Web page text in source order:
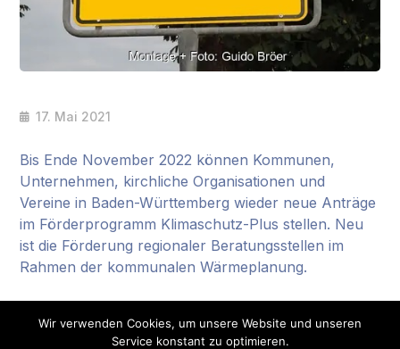
17. Mai 2021
Bis Ende November 2022 können Kommunen,
Unternehmen, kirchliche Organisationen und
Vereine in Baden-Württemberg wieder neue Anträge
im Förderprogramm Klimaschutz-Plus stellen. Neu
ist die Förderung regionaler Beratungsstellen im
Rahmen der kommunalen Wärmeplanung.
Quelle:Read More
Wir verwenden Cookies, um unsere Website und unseren
Service konstant zu optimieren.